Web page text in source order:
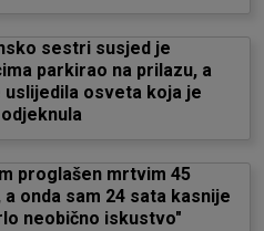
sestri susjed je
parkirao na prilazu, a
uslijedila osveta koja je
proglašen mrtvim 45
a onda sam 24 sata kasnije
neobično iskustvo"